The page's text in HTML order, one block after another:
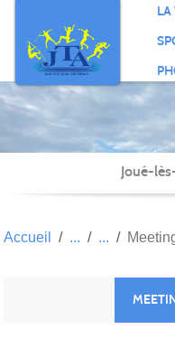
LA
Joué-
Accueil
Panneau de gestion des